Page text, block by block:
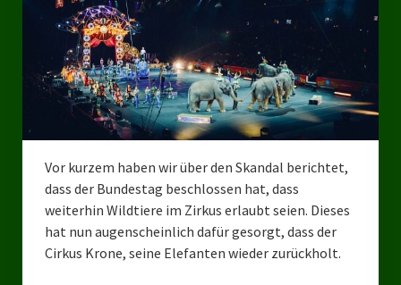
Bezirksverband Ruhrparlamenrt
Bezirksverband Mettmann
Kreisverbände
Kreisverband Düsseldorf
Kreisverband Neuss
Kreisverband Erkrath
Kreisverband Solingen
Vor kurzem haben wir über den Skandal berichtet,
dass der Bundestag beschlossen hat, dass
weiterhin Wildtiere im Zirkus erlaubt seien. Dieses
hat nun augenscheinlich dafür gesorgt, dass der
Cirkus Krone, seine Elefanten wieder zurückholt.